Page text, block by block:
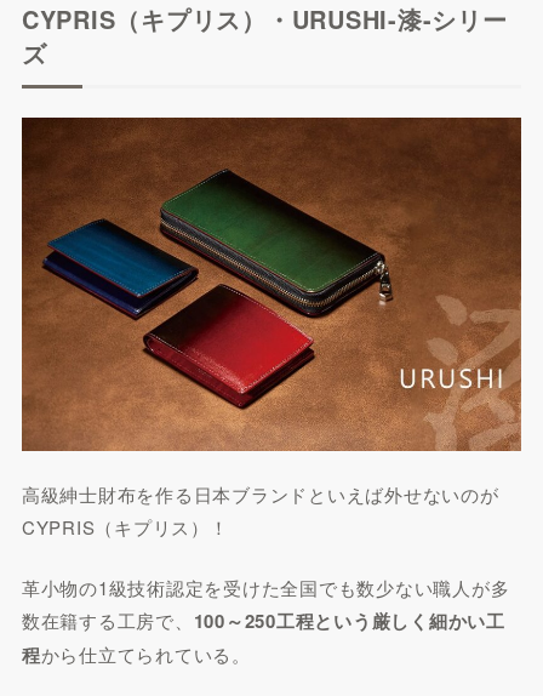
CYPRIS（キプリス）・URUSHI-漆-シリー
ズ
高級紳士財布を作る日本ブランドといえば外せないのが
CYPRIS（キプリス）！
革小物の1級技術認定を受けた全国でも数少ない職人が多
数在籍する工房で、 100～250工程という厳しく細かい工
程から仕立てられている。